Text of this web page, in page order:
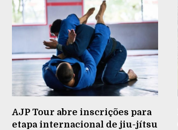
AJP Tour abre inscrições para
etapa internacional de jiu-jítsu